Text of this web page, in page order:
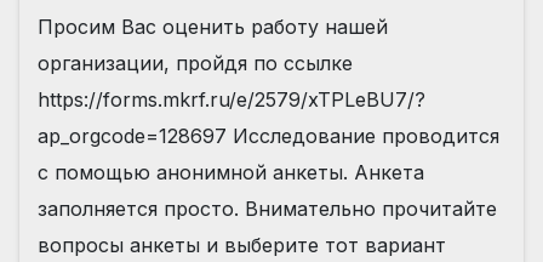
Просим Вас оценить работу нашей
организации, пройдя по ссылке
https://forms.mkrf.ru/e/2579/xTPLeBU7/?
ap_orgcode=128697 Исследование проводится
с помощью анонимной анкеты. Анкета
заполняется просто. Внимательно прочитайте
вопросы анкеты и выберите тот вариант